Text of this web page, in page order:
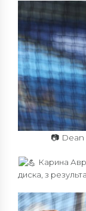
📷
Карина
диска, з